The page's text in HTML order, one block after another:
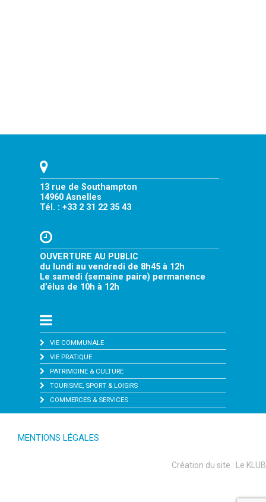
13 rue de Southampton
14960 Asnelles
Tél. : +33 2 31 22 35 43
OUVERTURE AU PUBLIC
du lundi au vendredi de 8h45 à 12h
Le samedi (semaine paire) permanence
d’élus de 10h à 12h
VIE COMMUNALE
VIE PRATIQUE
PATRIMOINE & CULTURE
TOURISME, SPORT & LOISIRS
COMMERCES & SERVICES
MENTIONS LÉGALES
Création du site : Le KLUB